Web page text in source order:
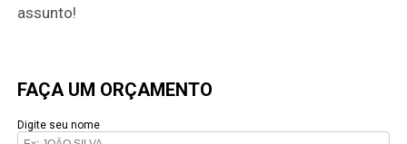
assunto!
FAÇA UM ORÇAMENTO
Digite seu nome